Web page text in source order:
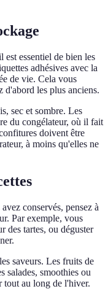
est essentiel de bien les
adhésives avec la
de vie. Cela vous
d'abord les plus anciens.
sec et sombre. Les
du congélateur, où il fait
doivent être
à moins qu'elles ne
conservés, pensez à
Par exemple, vous
des tartes, ou déguster
saveurs. Les fruits de
salades, smoothies ou
tout au long de l'hiver.